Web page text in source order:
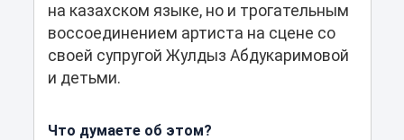
на казахском языке, но и трогательным
воссоединением артиста на сцене со
своей супругой Жулдыз Абдукаримовой
и детьми.
Что думаете об этом?